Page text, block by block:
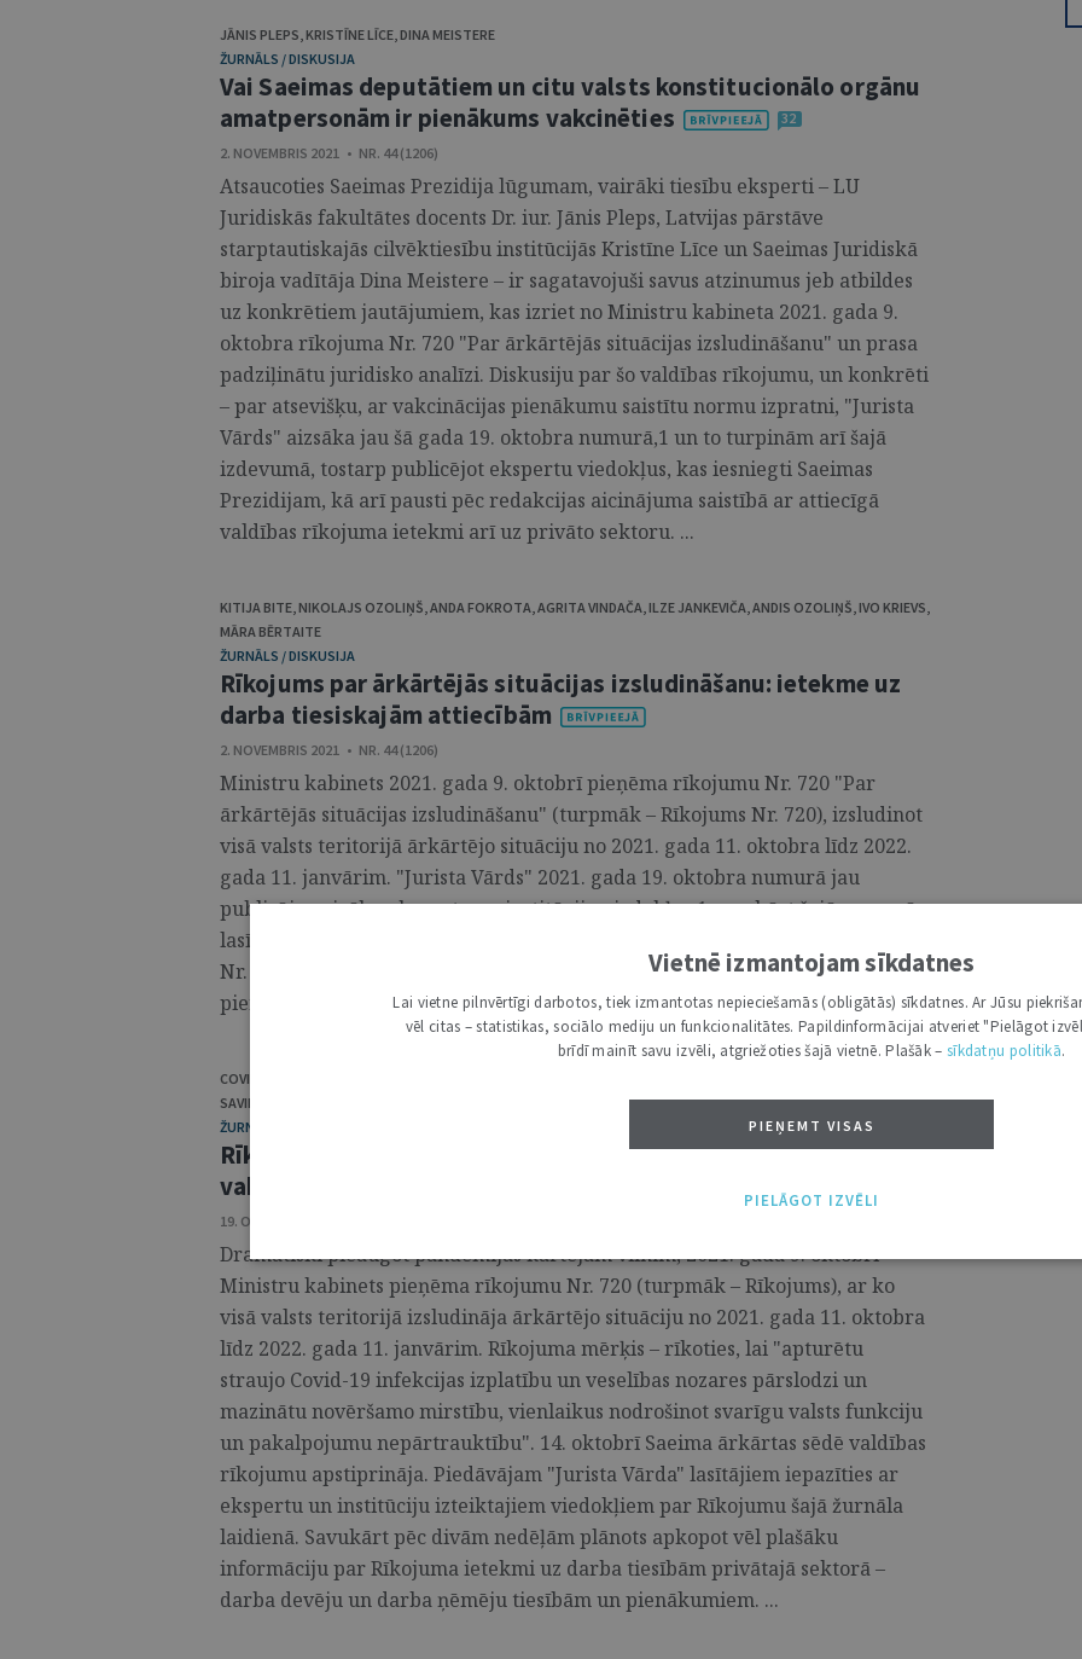
JĀNIS PLEPS,KRISTĪNE LĪCE,DINA MEISTERE
ŽURNĀLS / DISKUSIJA
Vai Saeimas deputātiem un citu valsts konstitucionālo orgānu
amatpersonām ir pienākums vakcinēties
32
2. NOVEMBRIS 2021 • NR. 44 (1206)
Atsaucoties Saeimas Prezidija lūgumam, vairāki tiesību eksperti – LU
Juridiskās fakultātes docents Dr. iur. Jānis Pleps, Latvijas pārstāve
starptautiskajās cilvēktiesību institūcijās Kristīne Līce un Saeimas Juridiskā
biroja vadītāja Dina Meistere – ir sagatavojuši savus atzinumus jeb atbildes
uz konkrētiem jautājumiem, kas izriet no Ministru kabineta 2021. gada 9.
oktobra rīkojuma Nr. 720 "Par ārkārtējās situācijas izsludināšanu" un prasa
padziļinātu juridisko analīzi. Diskusiju par šo valdības rīkojumu, un konkrēti
– par atsevišķu, ar vakcinācijas pienākumu saistītu normu izpratni, "Jurista
Vārds" aizsāka jau šā gada 19. oktobra numurā,1 un to turpinām arī šajā
izdevumā, tostarp publicējot ekspertu viedokļus, kas iesniegti Saeimas
Prezidijam, kā arī pausti pēc redakcijas aicinājuma saistībā ar attiecīgā
valdības rīkojuma ietekmi arī uz privāto sektoru. ...
KITIJA BITE,NIKOLAJS OZOLIŅŠ,ANDA FOKROTA,AGRITA VINDAČA,ILZE JANKEVIČA,ANDIS OZOLIŅŠ,IVO KRIEVS,
MĀRA BĒRTAITE
ŽURNĀLS / DISKUSIJA
Rīkojums par ārkārtējās situācijas izsludināšanu: ietekme uz
darba tiesiskajām attiecībām
2. NOVEMBRIS 2021 • NR. 44 (1206)
Ministru kabinets 2021. gada 9. oktobrī pieņēma rīkojumu Nr. 720 "Par
ārkārtējās situācijas izsludināšanu" (turpmāk – Rīkojums Nr. 720), izsludinot
visā valsts teritorijā ārkārtējo situāciju no 2021. gada 11. oktobra līdz 2022.
gada 11. janvārim. "Jurista Vārds" 2021. gada 19. oktobra numurā jau
publicēja vairāku ekspertu un institūciju viedokļus,1 savukārt šajā numurā
lasītājiem piedāvājam iepazīties ar ekspertu viedokļiem saistībā ar Rīkojuma
Nr. 720 ietekmi uz darba devēju un darba ņēmēju tiesībām un
pienākumiem. ...
COVID-19 IEROBEŽOŠANAS STRATĒĢISKĀS VADĪBAS GRUPA
SAVIENĪBA
ŽURNĀLS / DISKUSIJA
Rīkojums par ārkārtējās situācijas izsludināšanu: atsevišķu, ar
vakcinācijas pienākumu saistītu normu izpratne
19. OKTOBRIS 2021 • NR. 42 (1204)
Dramatiski pieaugot pandēmijas kārtējam vilnim, 2021. gada 9. oktobrī
Ministru kabinets pieņēma rīkojumu Nr. 720 (turpmāk – Rīkojums), ar ko
visā valsts teritorijā izsludināja ārkārtējo situāciju no 2021. gada 11. oktobra
līdz 2022. gada 11. janvārim. Rīkojuma mērķis – rīkoties, lai "apturētu
straujo Covid-19 infekcijas izplatību un veselības nozares pārslodzi un
mazinātu novēršamo mirstību, vienlaikus nodrošinot svarīgu valsts funkciju
un pakalpojumu nepārtrauktību". 14. oktobrī Saeima ārkārtas sēdē valdības
rīkojumu apstiprināja. Piedāvājam "Jurista Vārda" lasītājiem iepazīties ar
ekspertu un institūciju izteiktajiem viedokļiem par Rīkojumu šajā žurnāla
laidienā. Savukārt pēc divām nedēļām plānots apkopot vēl plašāku
informāciju par Rīkojuma ietekmi uz darba tiesībām privātajā sektorā –
darba devēju un darba ņēmēju tiesībām un pienākumiem. ...
Vietnē izmantojam sīkdatnes
Lai vietne pilnvērtīgi darbotos, tiek izmantotas nepieciešamās (obligātās) sīkdatnes. Ar Jūsu
vēl citas – statistikas, sociālo mediju un funkcionalitātes. Papildinformācijai atveriet "Pielāgot
brīdī mainīt savu izvēli, atgriežoties šajā vietnē. Plašāk – sīkdatņu politikā.
PIEŅEMT VISAS
PIELĀGOT IZVĒLI